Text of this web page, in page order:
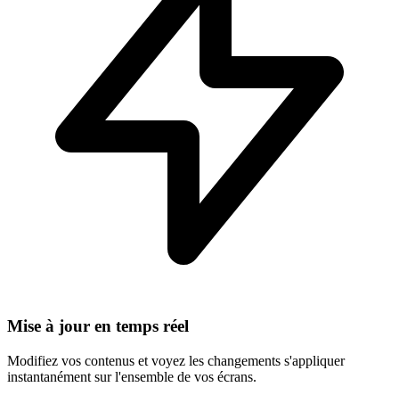
Mise à jour en temps réel
Modifiez vos contenus et voyez les changements s'appliquer
instantanément sur l'ensemble de vos écrans.